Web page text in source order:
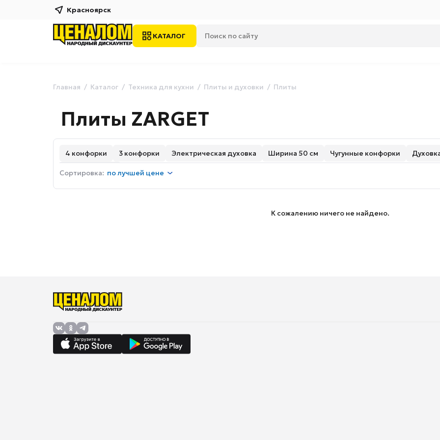
Красноярск
КАТАЛОГ
Главная Каталог Техника для кухни Плиты и духовки Плиты
Плиты ZARGET
4 конфорки 3 конфорки Электрическая духовка Ширина 50 см Чугунные конфорки
С конвекцией
Сортировка: получшей цене
К сожалению ничего не найдено.